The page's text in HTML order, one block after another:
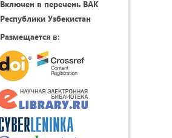
Включен в перечень ВАК
Республики Узбекистан
Размещается в: